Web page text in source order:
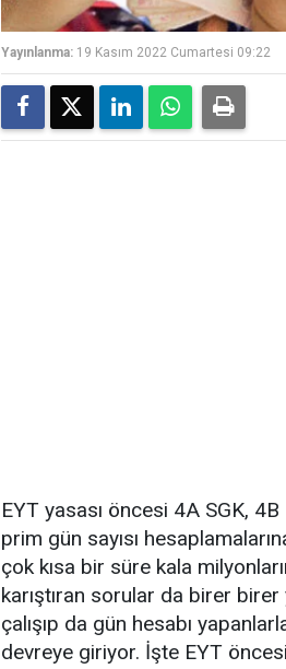
Yayınlanma: 19 Kasım 2022 Cumartesi 09:22
EYT yasası öncesi 4A SGK,
prim gün sayısı
çok kısa bir süre kala
karıştıran sorular da birer
çalışıp da gün hesabı
devreye giriyor. İşte EYT